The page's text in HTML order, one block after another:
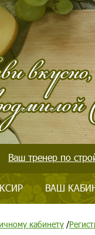
Ваш тренер по
ВАШ
кабинету /